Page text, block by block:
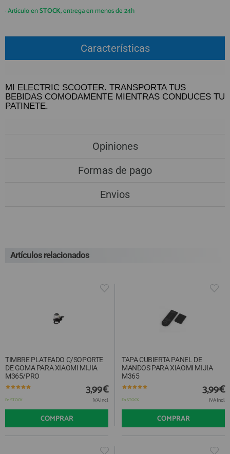
GUÍA DE COMPRA
(+34)912 477 744
Lunes a Viernes 09:30h a 20:00h
También atendemos Whatsapp
REGISTRO PROFESIONAL
· Artículo enSTOCK, entrega en menos de 24h
Características
MI ELECTRIC SCOOTER. TRANSPORTA TUS
BEBIDAS COMODAMENTE MIENTRAS CONDUCES TU
PATINETE.
Opiniones
Formas de pago
Envios
Artículos relacionados
TIMBRE PLATEADO C/SOPORTE
DE GOMA PARA XIAOMI MIJIA
M365/PRO
En STOCK
3,99€
IVA Incl.
COMPRAR
TAPA CUBIERTA PANEL DE
MANDOS PARA XIAOMI MIJIA
M365
En STOCK
3,99€
IVA Incl.
COMPRAR